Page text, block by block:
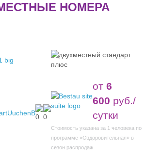
НОМЕРА
от 6
600 руб./
сутки
Стоимость указана за 1 человека по
программе «Оздоровительная» в
сезон распродаж